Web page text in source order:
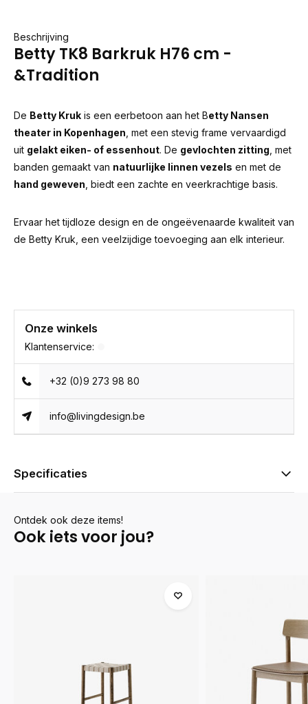
Beschrijving
Betty TK8 Barkruk H76 cm -
&Tradition
De Betty Kruk is een eerbetoon aan het Betty Nansen
theater in Kopenhagen , met een stevig frame vervaardigd
uit gelakt eiken- of essenhout. De gevlochten zitting , met
banden gemaakt van natuurlijke linnen vezels en met de
hand geweven , biedt een zachte en veerkrachtige basis.
Ervaar het tijdloze design en de ongeëvenaarde kwaliteit van
de Betty Kruk, een veelzijdige toevoeging aan elk interieur.
Onze winkels
Klantenservice:
+32 (0)9 273 98 80
info@livingdesign.be
Specificaties
Ontdek ook deze items!
Ook iets voor jou?